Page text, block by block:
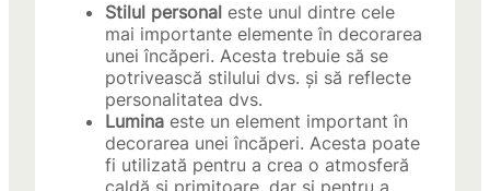
Stilul personal este unul dintre cele
mai importante elemente în decorarea
unei încăperi. Acesta trebuie să se
potrivească stilului dvs. și să reflecte
personalitatea dvs.
Lumina este un element important în
decorarea unei încăperi. Acesta poate
fi utilizată pentru a crea o atmosferă